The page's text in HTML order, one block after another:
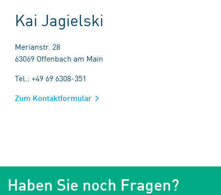
Kai Jagielski
Merianstr. 28
63069 Offenbach am Main
Tel.: +49 69 6308-351
Zum Kontaktformular
Haben Sie noch Fragen?